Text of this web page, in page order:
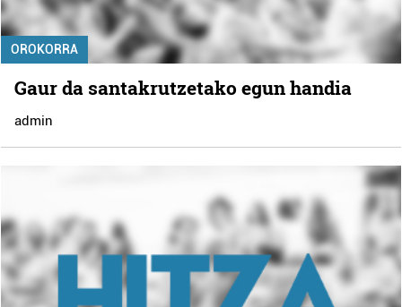
OROKORRA
Gaur da santakrutzetako egun handia
admin